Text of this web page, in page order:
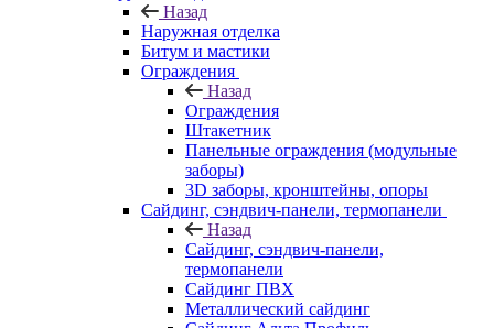
Назад
Наружная отделка
Битум и мастики
Ограждения
Назад
Ограждения
Штакетник
Панельные ограждения (модульные
заборы)
3D заборы, кронштейны, опоры
Cайдинг, сэндвич-панели, термопанели
Назад
Cайдинг, сэндвич-панели,
термопанели
Сайдинг ПВХ
Металлический сайдинг